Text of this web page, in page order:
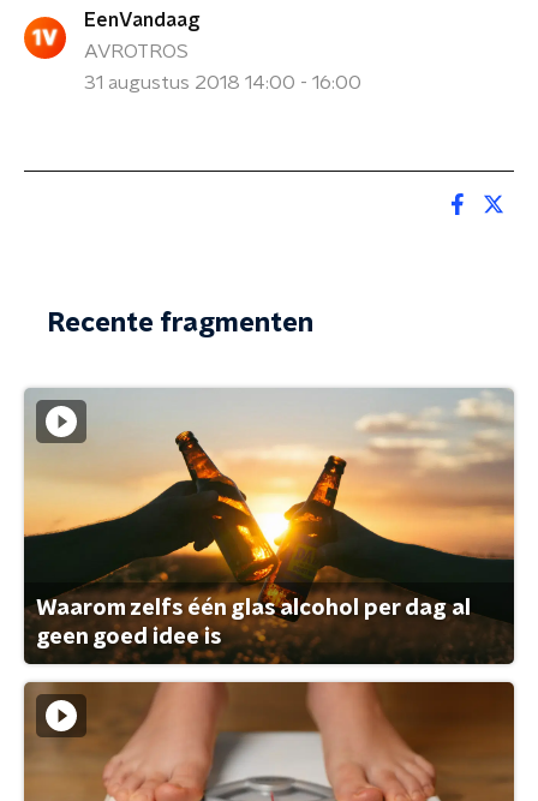
EenVandaag
AVROTROS
31 augustus 2018 14:00 - 16:00
Recente fragmenten
Waarom zelfs één glas alcohol per dag al
geen goed idee is